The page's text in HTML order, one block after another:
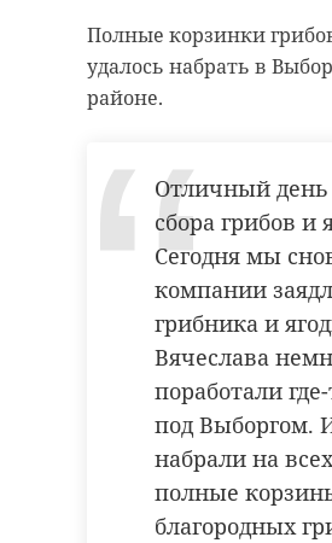
Полные корзинки
удалось набрать в
районе.
Отличный день
сбора грибов и
Сегодня мы
компании
грибника и
Вячеслава
поработали
под Выборгом.
набрали на
полные
благородных